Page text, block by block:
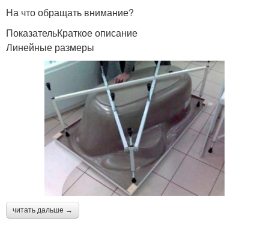
На что обращать внимание?
ПоказательКраткое описание
Линейные размеры
читать дальше →